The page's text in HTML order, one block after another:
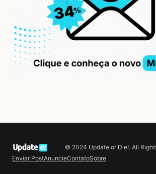
© 2024 Update or Die!. All
Enviar PostAnuncieContatoSobre